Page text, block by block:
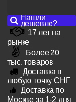
Нашли
дешевле?
17 лет на
рынке
Более 20
тыс. товаров
Доставка в
любую точку СНГ
Доставка по
Москве за 1-2 дня